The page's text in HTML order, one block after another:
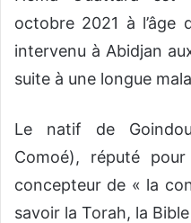
octobre 2021 à l’âge
intervenu à Abidjan
suite à une longue
Le natif de
Comoé), réputé
concepteur de « la
savoir la Torah, la